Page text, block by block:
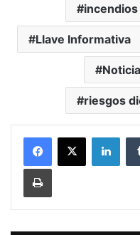
Llave Informativa
riesgos
Print